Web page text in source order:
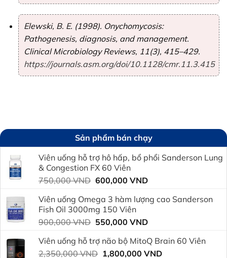
Elewski, B. E. (1998). Onychomycosis:
Pathogenesis, diagnosis, and management.
Clinical Microbiology Reviews, 11(3), 415–429.
https://journals.asm.org/doi/10.1128/cmr.11.3.415
Sản phẩm bán chạy
Viên uống hỗ trợ hô hấp, bổ phổi Sanderson Lung
& Congestion FX 60 Viên
750,000VND Giá
là:
750,000 VND.
600,000 VNDGiá
tại
600,000 VND.
Viên uống Omega 3 hàm lượng cao Sanderson
Fish Oil 3000mg 150 Viên
900,000VND Giá
là:
900,000 VND.
550,000 VNDGiá
tại
là:
Viên uống hỗ trợ não bộ MitoQ Brain 60 Viên
2,350,000VND Giá
1,800,000 VNDGiá